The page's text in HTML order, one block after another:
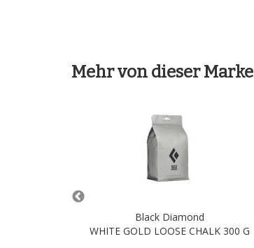
Mehr von dieser Marke
Black Diamond
WHITE GOLD LOOSE CHALK 300 G